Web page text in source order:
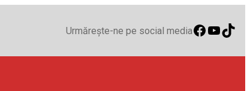
Urmărește-ne pe social media